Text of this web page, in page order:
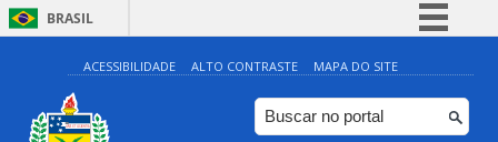
BRASIL
Simplifique!
Comunica BR
Participe
ACESSIBILIDADE ALTO CONTRASTE MAPA DO SITE